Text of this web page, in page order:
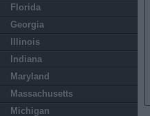
Florida
Georgia
Illinois
Indiana
Maryland
Massachusetts
Michigan